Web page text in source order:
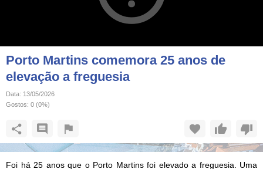
Porto Martins comemora 25 anos de
elevação a freguesia
Data: 13/05/2026
Gostos: 0 (0%)
Foi há 25 anos que o Porto Martins foi elevado a freguesia. Uma